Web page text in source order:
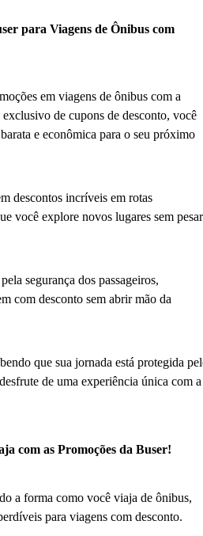
para Viagens de Ônibus com
em viagens de ônibus com a
de cupons de desconto, você
e econômica para o seu próximo
descontos incríveis em rotas
você explore novos lugares sem pesar
segurança dos passageiros,
com desconto sem abrir mão da
que sua jornada está protegida
de uma experiência única com a
com as Promoções da Buser!
a forma como você viaja de ônibus,
para viagens com desconto.